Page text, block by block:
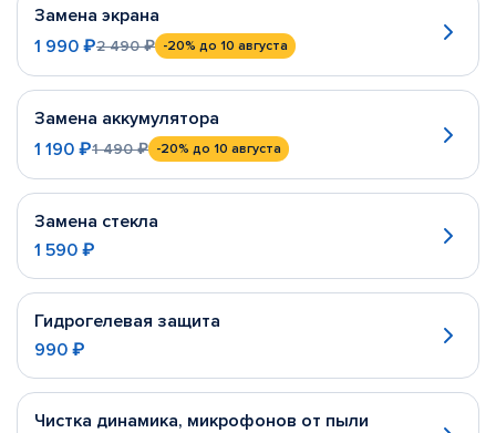
Замена экрана
1 990 ₽2 490 ₽ -20% до 10 августа
Замена аккумулятора
1 190 ₽1 490 ₽ -20% до 10 августа
Замена стекла
1 590 ₽
Гидрогелевая защита
990 ₽
Чистка динамика, микрофонов от пыли